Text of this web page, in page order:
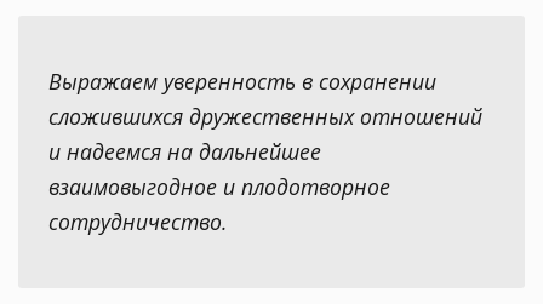
Выражаем уверенность в сохранении
сложившихся дружественных отношений
и надеемся на дальнейшее
взаимовыгодное и плодотворное
сотрудничество.